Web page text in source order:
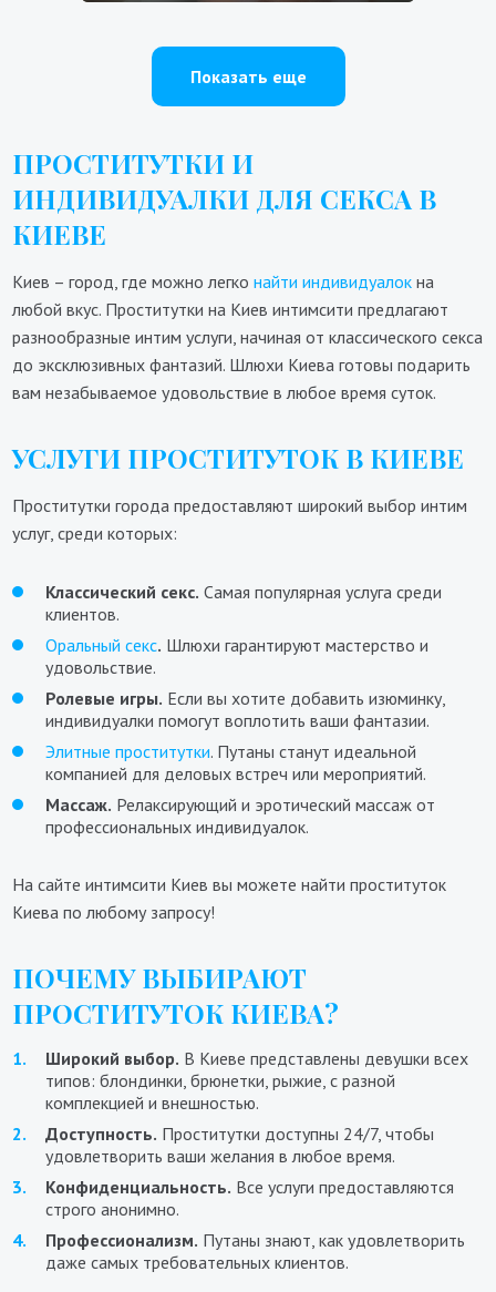
Показать еще
ПРОСТИТУТКИ И
ИНДИВИДУАЛКИ ДЛЯ СЕКСА В
КИЕВЕ
Киев – город, где можно легконайти индивидуалок на
любой вкус. Проститутки на Киев интимсити предлагают
разнообразные интим услуги, начиная от классического секса
до эксклюзивных фантазий. Шлюхи Киева готовы подарить
вам незабываемое удовольствие в любое время суток.
УСЛУГИ ПРОСТИТУТОК В КИЕВЕ
Проститутки города предоставляют широкий выбор интим
услуг, среди которых:
Классический секс. Самая популярная услуга среди
клиентов.
Оральный секс. Шлюхи гарантируют мастерство и
удовольствие.
Ролевые игры. Если вы хотите добавить изюминку,
индивидуалки помогут воплотить ваши фантазии.
Элитные проститутки. Путаны станут идеальной
компанией для деловых встреч или мероприятий.
Массаж. Релаксирующий и эротический массаж от
профессиональных индивидуалок.
На сайте интимсити Киев вы можете найти проституток
Киева по любому запросу!
ПОЧЕМУ ВЫБИРАЮТ
ПРОСТИТУТОК КИЕВА?
Широкий выбор. В Киеве представлены девушки всех
типов: блондинки, брюнетки, рыжие, с разной
комплекцией и внешностью.
Доступность. Проститутки доступны 24/7, чтобы
удовлетворить ваши желания в любое время.
Конфиденциальность. Все услуги предоставляются
строго анонимно.
Профессионализм. Путаны знают, как удовлетворить
даже самых требовательных клиентов.